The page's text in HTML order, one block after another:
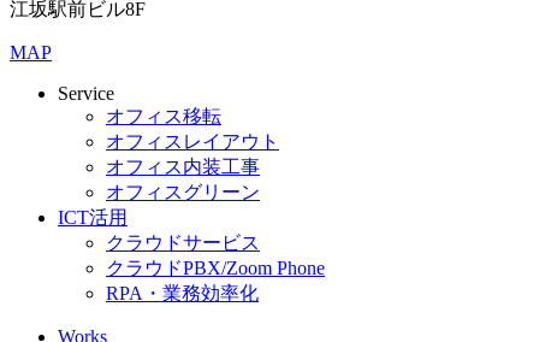
江坂駅前ビル8F
MAP
Service
オフィス移転
オフィスレイアウト
オフィス内装工事
オフィスグリーン
ICT活用
クラウドサービス
クラウドPBX/Zoom Phone
RPA・業務効率化
Works